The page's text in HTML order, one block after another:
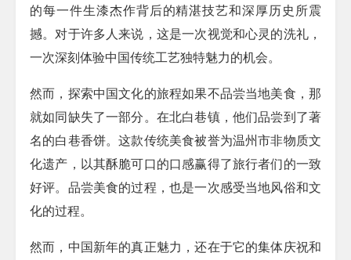
的每一件生漆杰作背后的精湛技艺和深厚历史所震
撼。对于许多人来说，这是一次视觉和心灵的洗礼，
一次深刻体验中国传统工艺独特魅力的机会。
然而，探索中国文化的旅程如果不品尝当地美食，那
就如同缺失了一部分。在北白巷镇，他们品尝到了著
名的白巷香饼。这款传统美食被誉为温州市非物质文
化遗产，以其酥脆可口的口感赢得了旅行者们的一致
好评。品尝美食的过程，也是一次感受当地风俗和文
化的过程。
然而，中国新年的真正魅力，还在于它的集体庆祝和